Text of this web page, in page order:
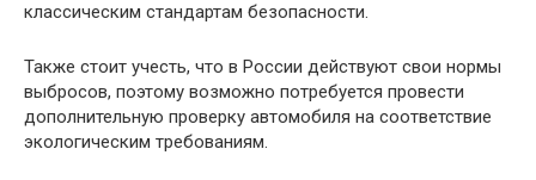
классическим стандартам безопасности.
Также стоит учесть, что в России действуют свои нормы
выбросов, поэтому возможно потребуется провести
дополнительную проверку автомобиля на соответствие
экологическим требованиям.